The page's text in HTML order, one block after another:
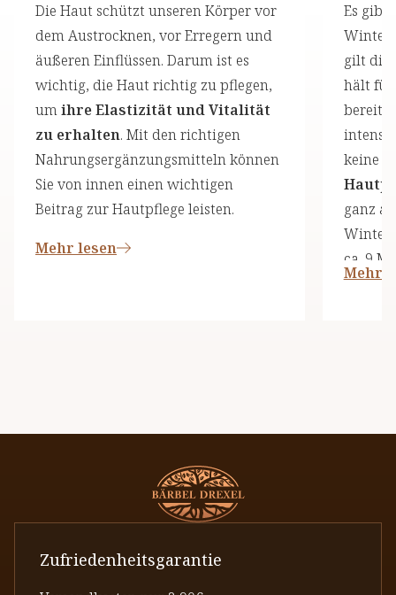
Die Haut schützt unseren Körper vor
dem Austrocknen, vor Erregern und
äußeren Einflüssen. Darum ist es
wichtig, die Haut richtig zu pflegen,
umihre Elastizität und Vitalität
zu erhalten. Mit den richtigen
Nahrungsergänzungsmitteln können
Sie von innen einen wichtigen
Beitrag zur Hautpflege leisten.
Mehr lesen
Es gibt
Winter
gilt
hält
bereit
keine
ganz
ca. 9
Mehr
Zufriedenheitsgarantie